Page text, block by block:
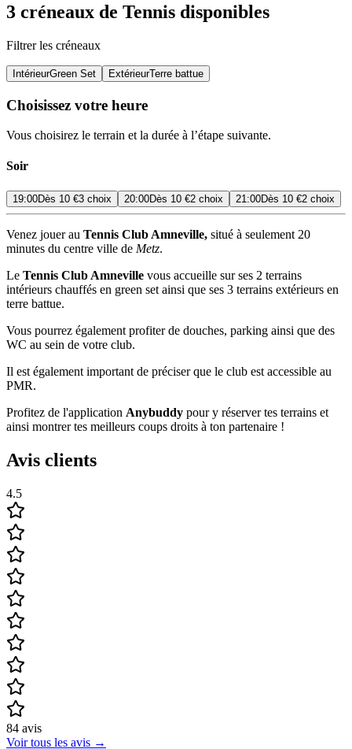
3 créneaux de Tennis disponibles
Filtrer les créneaux
IntérieurGreen Set ExtérieurTerre battue
Choisissez votre heure
Vous choisirez le terrain et la durée à l’étape suivante.
Soir
19:00Dès 10 €3 choix 20:00Dès 10 €2 choix 21:00Dès 10 €2 choix
Venez jouer au Tennis Club Amneville, situé à seulement 20
minutes du centre ville de Metz.
Le Tennis Club Amneville vous accueille sur ses 2 terrains
intérieurs chauffés en green set ainsi que ses 3 terrains extérieurs en
terre battue.
Vous pourrez également profiter de douches, parking ainsi que des
WC au sein de votre club.
Il est également important de préciser que le club est accessible au
PMR.
Profitez de l'application Anybuddy pour y réserver tes terrains et
ainsi montrer tes meilleurs coups droits à ton partenaire !
Avis clients
4.5
84 avis
Voir tous les avis →